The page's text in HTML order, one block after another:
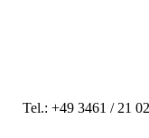
Tel.: +49 3461 / 21